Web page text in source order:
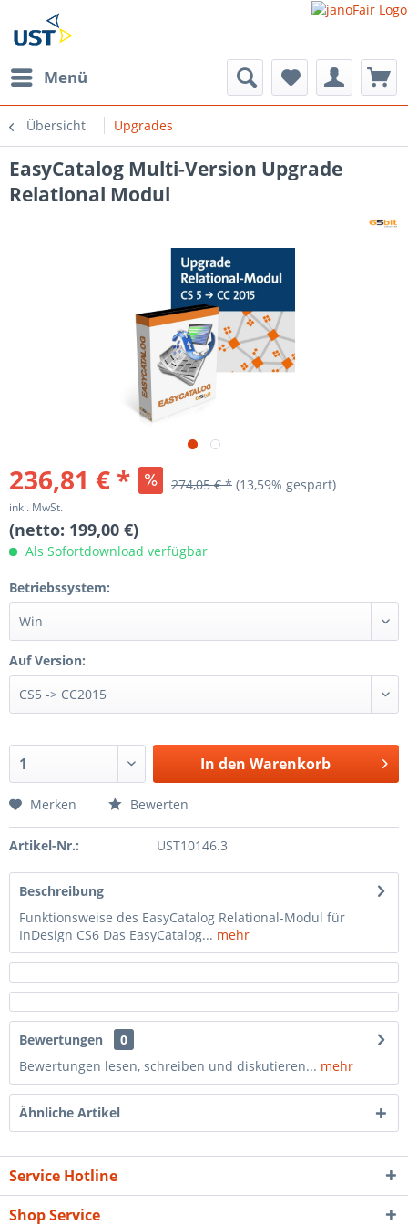
Menü
Übersicht Upgrades
EasyCatalog Multi-Version Upgrade
Relational Modul
236,81 € * 274,05 € * (13,59% gespart)
inkl. MwSt.
(netto: 199,00 €)
Als Sofortdownload verfügbar
Betriebssystem:
Auf Version:
In den Warenkorb
Merken Bewerten
Artikel-Nr.: UST10146.3
Beschreibung
Funktionsweise des EasyCatalog Relational-Modul für
InDesign CS6 Das EasyCatalog... mehr
Bewertungen
0
Bewertungen lesen, schreiben und diskutieren... mehr
Ähnliche Artikel
Service Hotline
Shop Service